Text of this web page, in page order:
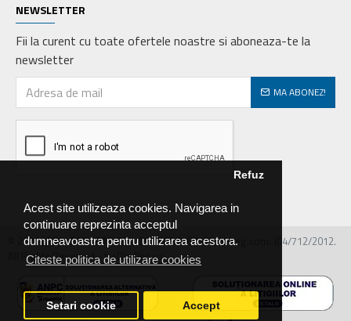
Acest site utilizeaza cookies. Navigarea in
continuare reprezinta acceptul
dumneavoastra pentru utilizarea acestora.
Citeste politica de utilizare cookies
Refuz
Setari cookie Accept
NEWSLETTER
Fii la curent cu toate ofertele noastre si aboneaza-te la
newsletter
MA ABONEZ!
© 2026 MIRALEX PARTS SRL, CIF: RO30468586, Nr.reg.com: J04/712/2012.
All Rights Reserved - by DevPro.ro